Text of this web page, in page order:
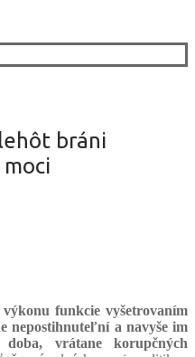
bráni
funkcie vyšetrovaním
nepostihnuteľní a navyše im
vrátane korupčných